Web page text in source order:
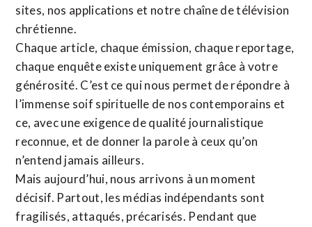
sites, nos applications et notre chaîne de télévision
chrétienne.
Chaque article, chaque émission, chaque reportage,
chaque enquête existe uniquement grâce à votre
générosité. C’est ce qui nous permet de répondre à
l’immense soif spirituelle de nos contemporains et
ce, avec une exigence de qualité journalistique
reconnue, et de donner la parole à ceux qu’on
n’entend jamais ailleurs.
Mais aujourd’hui, nous arrivons à un moment
décisif. Partout, les médias indépendants sont
fragilisés, attaqués, précarisés. Pendant que